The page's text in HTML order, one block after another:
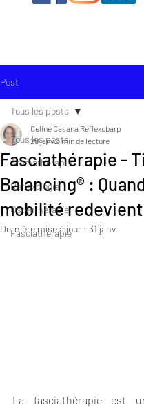
Post
Tous les posts
Aromatherapie
Réflexologie
Ostéothérapie
Fasciathérapie
Tous les posts
Fasciathérapie -
Balancing® :
mobilité redevient
Celine Casana Reflexobarp
29 janv.3 min de lecture
Dernière mise à jour : 31 janv.
La fasciathérapie est